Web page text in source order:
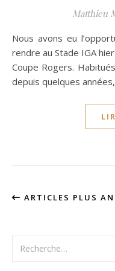
Matthieu
Nous avons eu l’opportunité, Véronique et moi, de nous
rendre au Stade IGA
Coupe Rogers.
depuis quelques
ARTICLES PLUS